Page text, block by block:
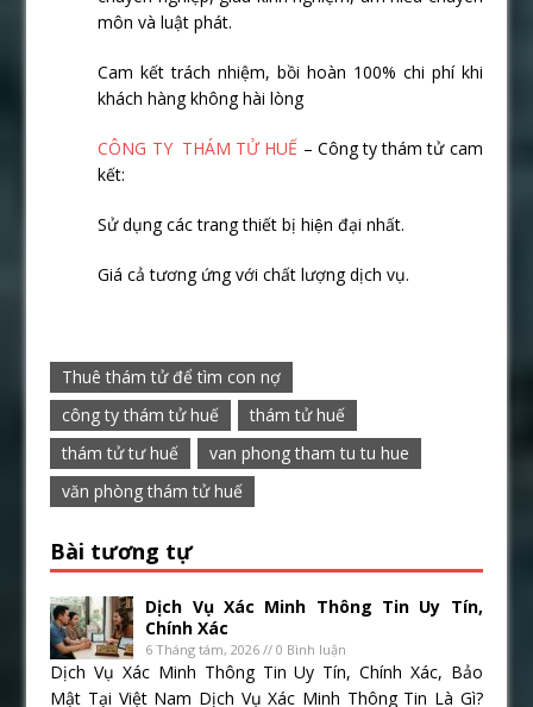
môn và luật phát.
Cam kết trách nhiệm, bồi hoàn 100% chi phí khi
khách hàng không hài lòng
CÔNG TY THÁM TỬ HUẾ – Công ty thám tử cam
kết:
Sử dụng các trang thiết bị hiện đại nhất.
Giá cả tương ứng với chất lượng dịch vụ.
Thuê thám tử để tìm con nợ
công ty thám tử huế
thám tử huế
thám tử tư huế
van phong tham tu tu hue
văn phòng thám tử huế
Bài tương tự
Dịch Vụ Xác Minh Thông Tin Uy Tín,
Chính Xác
6 Tháng tám, 2026 // 0 Bình luận
Dịch Vụ Xác Minh Thông Tin Uy Tín, Chính Xác, Bảo
Mật Tại Việt Nam Dịch Vụ Xác Minh Thông Tin Là Gì?